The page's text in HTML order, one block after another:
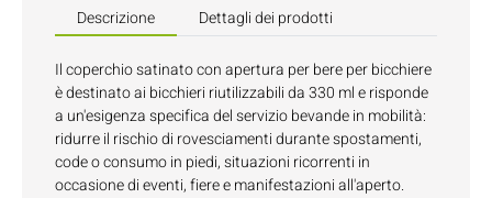
Descrizione Dettagli dei prodotti
Il coperchio satinato con apertura per bere per bicchiere
è destinato ai bicchieri riutilizzabili da 330 ml e risponde
a un'esigenza specifica del servizio bevande in mobilità:
ridurre il rischio di rovesciamenti durante spostamenti,
code o consumo in piedi, situazioni ricorrenti in
occasione di eventi, fiere e manifestazioni all'aperto.